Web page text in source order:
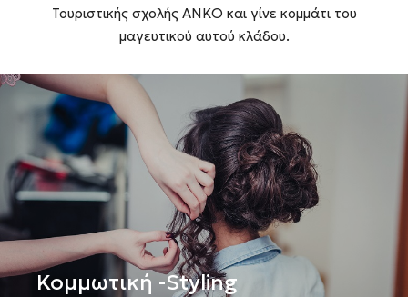
Τουριστικής σχολής ΑΝΚΟ και γίνε κομμάτι του
μαγευτικού αυτού κλάδου.
Κομμωτική -Styling